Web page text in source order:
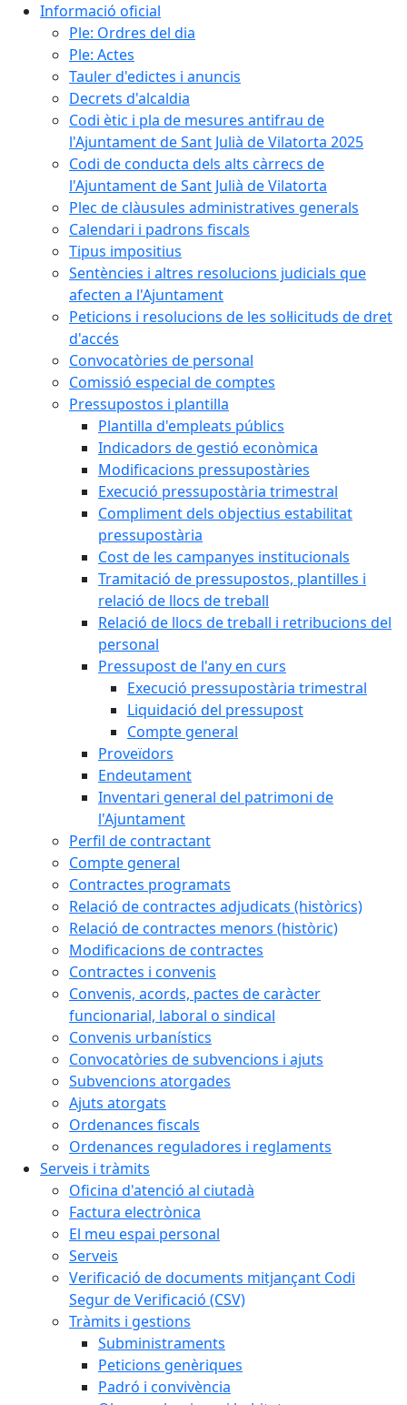
Informació oficial
Ple: Ordres del dia
Ple: Actes
Tauler d'edictes i anuncis
Decrets d'alcaldia
Codi ètic i pla de mesures antifrau de
l'Ajuntament de Sant Julià de Vilatorta 2025
Codi de conducta dels alts càrrecs de
l'Ajuntament de Sant Julià de Vilatorta
Plec de clàusules administratives generals
Calendari i padrons fiscals
Tipus impositius
Sentències i altres resolucions judicials que
afecten a l'Ajuntament
Peticions i resolucions de les sol·licituds de dret
d'accés
Convocatòries de personal
Comissió especial de comptes
Pressupostos i plantilla
Plantilla d'empleats públics
Indicadors de gestió econòmica
Modificacions pressupostàries
Execució pressupostària trimestral
Compliment dels objectius estabilitat
pressupostària
Cost de les campanyes institucionals
Tramitació de pressupostos, plantilles i
relació de llocs de treball
Relació de llocs de treball i retribucions del
personal
Pressupost de l'any en curs
Execució pressupostària trimestral
Liquidació del pressupost
Compte general
Proveïdors
Endeutament
Inventari general del patrimoni de
l'Ajuntament
Perfil de contractant
Compte general
Contractes programats
Relació de contractes adjudicats (històrics)
Relació de contractes menors (històric)
Modificacions de contractes
Contractes i convenis
Convenis, acords, pactes de caràcter
funcionarial, laboral o sindical
Convenis urbanístics
Convocatòries de subvencions i ajuts
Subvencions atorgades
Ajuts atorgats
Ordenances fiscals
Ordenances reguladores i reglaments
Serveis i tràmits
Oficina d'atenció al ciutadà
Factura electrònica
El meu espai personal
Serveis
Verificació de documents mitjançant Codi
Segur de Verificació (CSV)
Tràmits i gestions
Subministraments
Peticions genèriques
Padró i convivència